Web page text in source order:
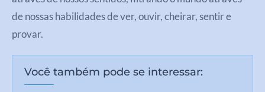
de nossas habilidades de ver, ouvir, cheirar, sentir e
provar.
Você também pode se interessar: